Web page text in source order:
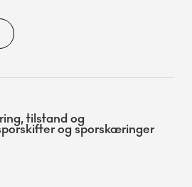
tilstand og
og sporskæringer